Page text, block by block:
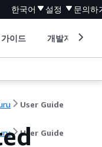
한국어 설정 문의하
이드 개발자 도구
User Guide
User Guide